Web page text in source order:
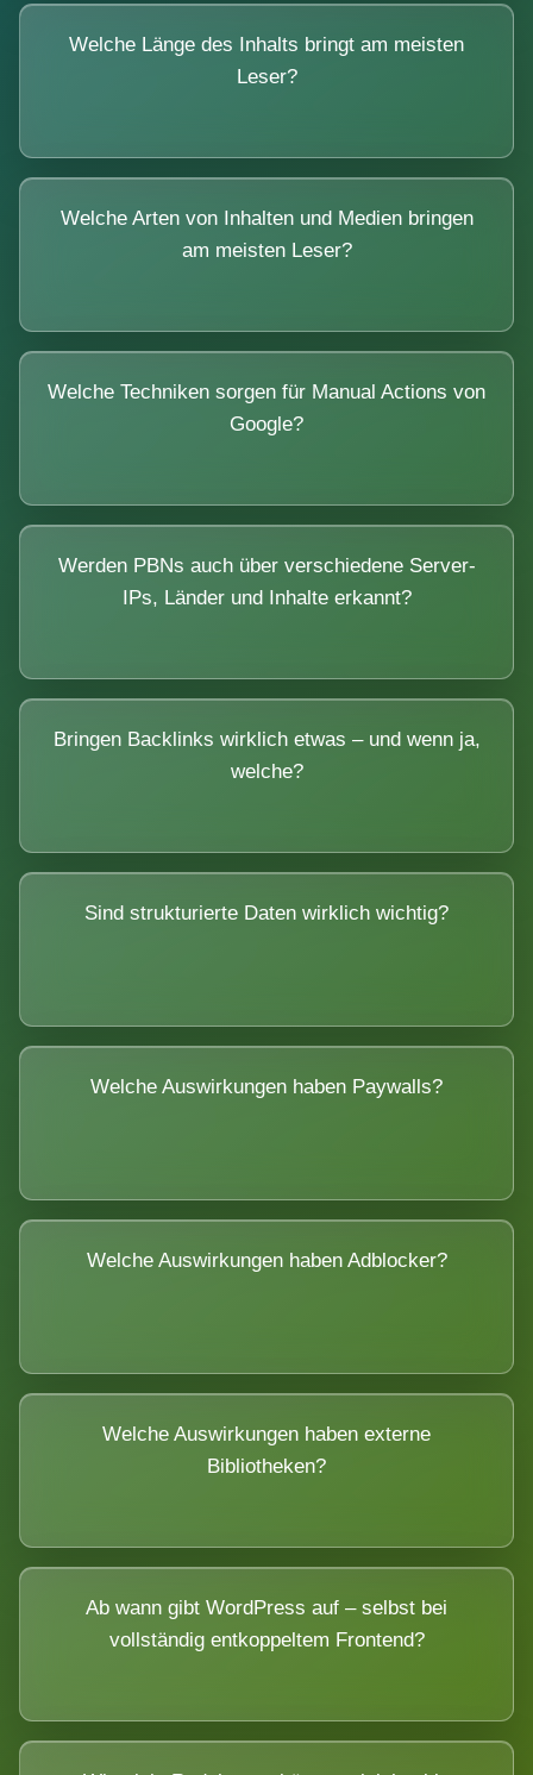
Welche Länge des Inhalts bringt am meisten
Leser?
Welche Arten von Inhalten und Medien bringen
am meisten Leser?
Welche Techniken sorgen für Manual Actions von
Google?
Werden PBNs auch über verschiedene Server-
IPs, Länder und Inhalte erkannt?
Bringen Backlinks wirklich etwas – und wenn ja,
welche?
Sind strukturierte Daten wirklich wichtig?
Welche Auswirkungen haben Paywalls?
Welche Auswirkungen haben Adblocker?
Welche Auswirkungen haben externe
Bibliotheken?
Ab wann gibt WordPress auf – selbst bei
vollständig entkoppeltem Frontend?